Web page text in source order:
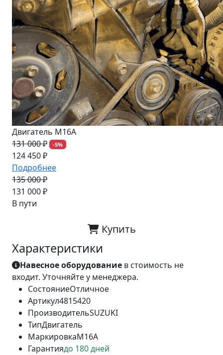
Двигатель M16A
131 000 ₽
-5%
124 450 ₽
Подробнее
135 000 ₽
131 000 ₽
В пути
Купить
Характеристики
Навесное оборудование в стоимость не
входит. Уточняйте у менеджера.
СостояниеОтличное
Артикул4815420
ПроизводительSUZUKI
ТипДвигатель
МаркировкаM16A
Гарантиядо 180 дней